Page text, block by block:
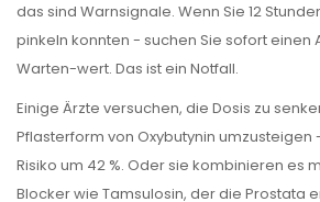
das sind Warnsignale. Wenn Sie 12
pinkeln konnten - suchen Sie sofort einen
Warten-wert. Das ist ein Notfall.
Einige Ärzte versuchen, die Dosis zu
Pflasterform von Oxybutynin
Risiko um 42 %. Oder sie kombinieren es
Blocker wie Tamsulosin, der die Prostata